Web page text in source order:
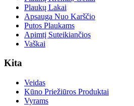
Plaukų Lakai
Apsauga Nuo Karščio
Putos Plaukams
Apimtį Suteikiančios
Vaškai
Kita
Veidas
Kūno Priežiūros Produktai
Vyrams